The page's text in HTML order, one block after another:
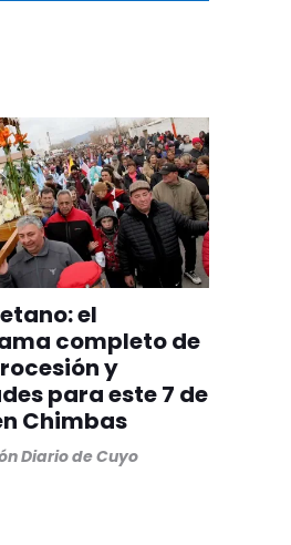
el
completo de
y
para este 7 de
Chimbas
Diario de Cuyo